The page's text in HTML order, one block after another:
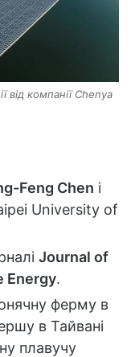
від компанії Chenya
Feng Chen і
University of
Journal of
Energy.
ферму в
в Тайвані
плавучу